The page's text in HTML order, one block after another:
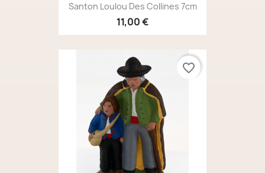
Santon Loulou Des Collines 7cm
11,00 €
favorite_border